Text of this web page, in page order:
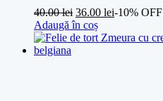
40.00lei 36.00 lei-10% OFF
Adaugă în coș